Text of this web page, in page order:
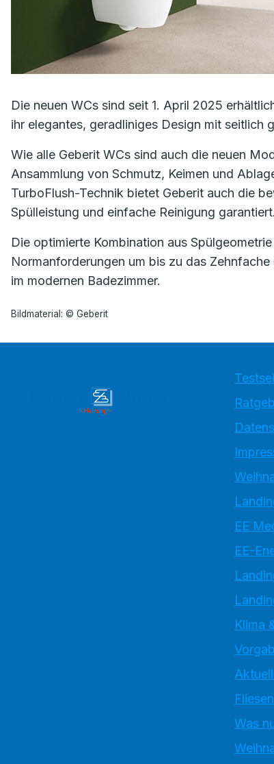
Die neuen WCs sind seit 1. April 2025
ihr elegantes, geradliniges Design mit seitlich
Wie alle Geberit WCs sind auch die neuen
Ansammlung von Schmutz, Keimen und
TurboFlush-Technik bietet Geberit auch die
Spülleistung und einfache Reinigung garantiert.
Die optimierte Kombination aus
Normanforderungen um bis zu das
im modernen Badezimmer.
Bildmaterial: © Geberit
EE
EE-
Klima
Was